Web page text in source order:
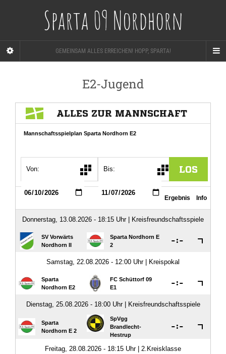
Sparta 09 Nordhorn
GEMEINSAM ALLES ERREICHEN! HOPP, SPARTA!
E2-Jugend